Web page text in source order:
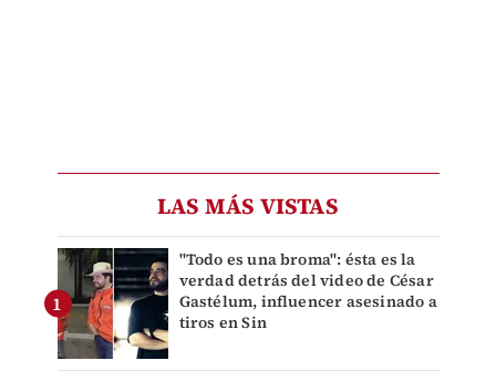
LAS MÁS VISTAS
"Todo es una broma": ésta es la
verdad detrás del video de César
Gastélum, influencer asesinado a
tiros en Sin